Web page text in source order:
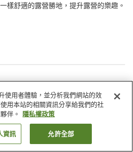
樣舒適的露營勝地，提升露營的樂趣。
停車場
私人餐廳
御殿場 藤乃煌富士御殿場高級營地
找客房
使用者體驗，並分析我們網站的效
用本站的相關資訊分享給我們的社
伴。
隱私權政策
資訊 允許全部